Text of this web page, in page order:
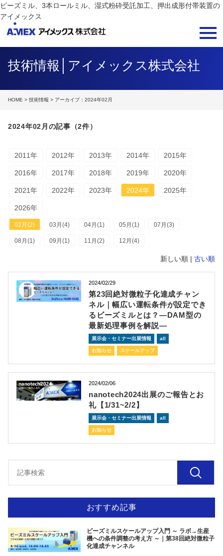
ビーズミル、3本ロールミル、湿式粉砕受託加工、押出成形付帯装置の
アイメックス
技術情報│アイメックス株式会社
HOME > 技術情報 > アーカイブ：2024年02月
2024年02月の記事（2件）
2011年 2012年 2013年 2014年 2015年
2016年 2017年 2018年 2019年 2020年
2021年 2022年 2023年 2024年 2025年
2026年
02月(2) 03月(4) 04月(1) 05月(1) 07月(3)
08月(1) 09月(1) 11月(2) 12月(4)
新しい順 | 古い順
2024/02/29
第23回絶対微粒子化達成チャン
ネル｜幅広い運転条件が設定でき
るビーズミルとは？―DAM型の
最新処理事例を解説―
展示会・セミナー出展情報 all
お知らせ スケールアップ
2024/02/06
nanotech2024出展のご報告とお
礼【1/31~2/2】
展示会・セミナー出展情報 all
お知らせ
おすすめ記事
ビーズミルスケールアップ入門 ～ ラボ→生産
機への条件調整の考え方 ～｜第38回絶対微粒子
化達成チャンネル